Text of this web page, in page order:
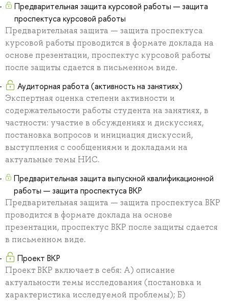
Предварительная защита курсовой работы — защита
проспектуса курсовой работы
Предварительная защита — защита проспектуса
курсовой работы проводится в формате доклада на
основе презентации, проспектус курсовой работы
после защиты сдается в письменном виде.
Аудиторная работа (активность на занятиях)
Экспертная оценка степени активности и
содержательности работы студента на занятиях, в
частности: участие в обсуждениях и дискуссиях,
постановка вопросов и инициация дискуссий,
выступления с сообщениями и докладами на
актуальные темы НИС.
Предварительная защита выпускной квалификационной
работы — защита проспектуса ВКР
Предварительная защита — защита проспектуса ВКР
проводится в формате доклада на основе
презентации, проспектус ВКР после защиты сдается
в письменном виде.
Проект ВКР
Проект ВКР включает в себя: А) описание
актуальности темы исследования (постановка и
характеристика исследуемой проблемы); Б)